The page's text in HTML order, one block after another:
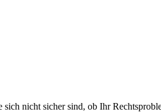
nicht sicher sind, ob Ihr